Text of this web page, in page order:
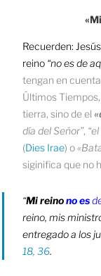
Recuerden:
reino“no es de
tengan en
Últimos
tierra, sino de el
día del Señor”,
(Dies Irae) o
siginifica que no
“Mi reinono es
reino, mis
entregado a los
18, 36.